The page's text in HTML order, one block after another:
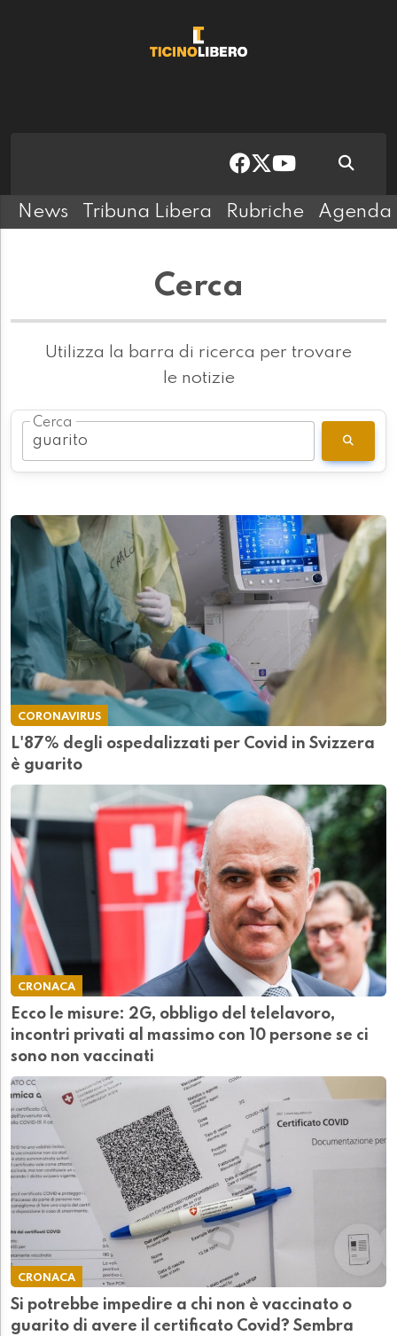
News Tribuna Libera Rubriche Agenda
Cerca
Utilizza la barra di ricerca per trovare
le notizie
Cerca
CORONAVIRUS
L'87% degli ospedalizzati per Covid in Svizzera
è guarito
CRONACA
Ecco le misure: 2G, obbligo del telelavoro,
incontri privati al massimo con 10 persone se ci
sono non vaccinati
CRONACA
Si potrebbe impedire a chi non è vaccinato o
guarito di avere il certificato Covid? Sembra